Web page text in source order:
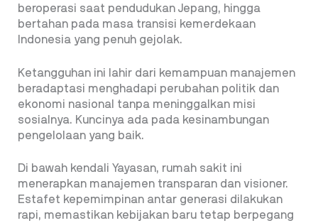
beroperasi saat pendudukan Jepang, hingga
bertahan pada masa transisi kemerdekaan
Indonesia yang penuh gejolak.
Ketangguhan ini lahir dari kemampuan manajemen
beradaptasi menghadapi perubahan politik dan
ekonomi nasional tanpa meninggalkan misi
sosialnya. Kuncinya ada pada kesinambungan
pengelolaan yang baik.
Di bawah kendali Yayasan, rumah sakit ini
menerapkan manajemen transparan dan visioner.
Estafet kepemimpinan antar generasi dilakukan
rapi, memastikan kebijakan baru tetap berpegang